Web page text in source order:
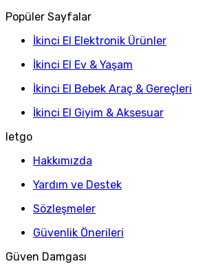
Popüler Sayfalar
İkinci El Elektronik Ürünler
İkinci El Ev & Yaşam
İkinci El Bebek Araç & Gereçleri
İkinci El Giyim & Aksesuar
letgo
Hakkımızda
Yardım ve Destek
Sözleşmeler
Güvenlik Önerileri
Güven Damgası